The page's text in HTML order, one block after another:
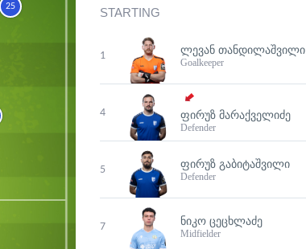
STARTING
1 ᲚᲔᲕᲐᲜ ᲗᲐᲜᲓᲘᲚᲐᲨᲕᲘᲚᲘ
Goalkeeper
4 ᲤᲘᲠᲣᲖ ᲛᲐᲠᲐᲥᲕᲔᲚᲘᲫᲔ
Defender
5 ᲤᲘᲠᲣᲖ ᲒᲐᲑᲘᲢᲐᲨᲕᲘᲚᲘ
Defender
7 ᲜᲘᲙᲝ ᲪᲔᲪᲮᲚᲐᲫᲔ
Midfielder
25